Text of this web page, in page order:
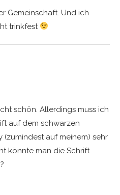
Gemeinschaft. Und ich
trinkfest
schön. Allerdings muss ich
auf dem schwarzen
auf meinem) sehr
könnte man die Schrift